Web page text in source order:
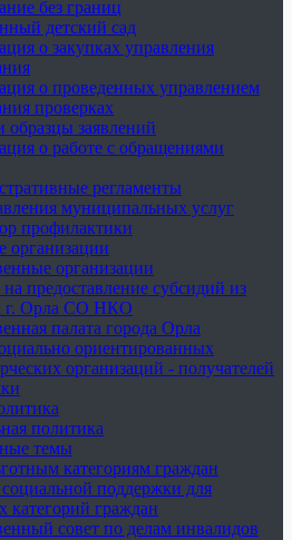
без границ
детский сад
о закупках управления
о проведенных управлением
проверках
заявлений
о работе с обращениями
регламенты
муниципальных услуг
профилактики
организации
организации
предоставление субсидий из
г. Орла СО НКО
палата города Орла
ориентированных
организаций - получателей
политика
темы
категориям граждан
поддержки для
категорий граждан
совет по делам инвалидов